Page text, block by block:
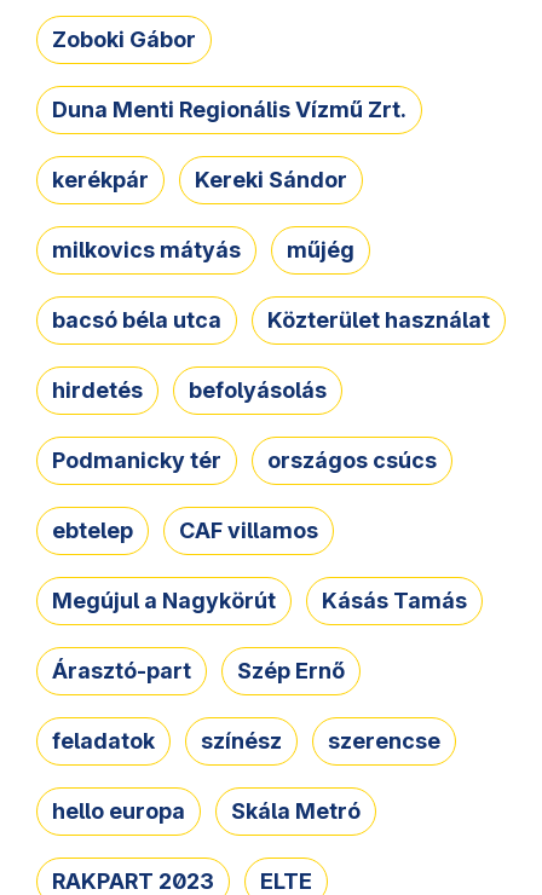
Zoboki Gábor
Duna Menti Regionális Vízmű Zrt.
kerékpár Kereki Sándor
milkovics mátyás műjég
bacsó béla utca Közterület használat
hirdetés befolyásolás
Podmanicky tér országos csúcs
ebtelep CAF villamos
Megújul a Nagykörút Kásás Tamás
Árasztó-part Szép Ernő
feladatok színész szerencse
hello europa Skála Metró
RAKPART 2023 ELTE